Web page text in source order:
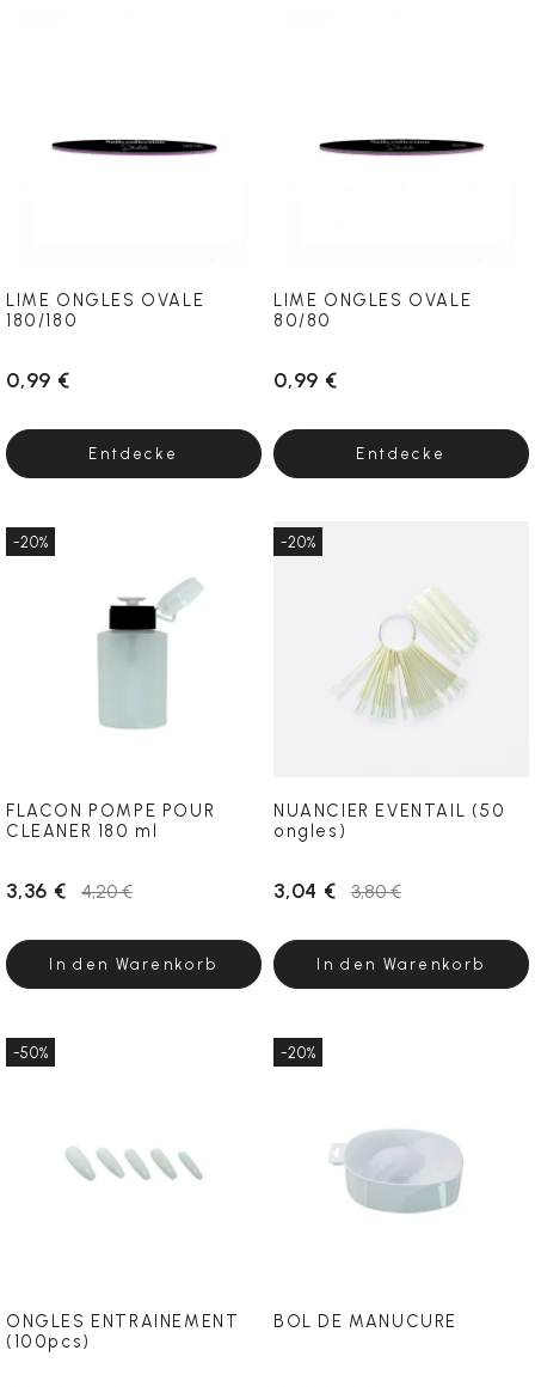
LIME ONGLES OVALE
180/180
0,99 €
Entdecke
LIME ONGLES OVALE
80/80
0,99 €
Entdecke
FLACON POMPE POUR
CLEANER 180 ml
3,36 € 4,20 €
In den Warenkorb
-20%
NUANCIER EVENTAIL (50
ongles)
3,04 € 3,80 €
In den Warenkorb
-20%
ONGLES ENTRAINEMENT
(100pcs)
-50%
BOL DE MANUCURE
-20%